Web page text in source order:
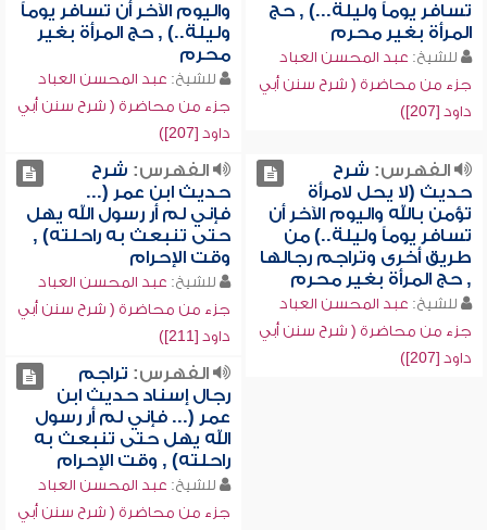
تسافر يوماً وليلة...) , حج
المرأة بغير محرم
للشيخ: عبد المحسن العباد
جزء من محاضرة ( شرح سنن أبي
داود [207])
واليوم الآخر أن تسافر يوماً
وليلة..) , حج المرأة بغير
محرم
للشيخ: عبد المحسن العباد
جزء من محاضرة ( شرح سنن أبي
داود [207])
الفهرس: شرح
حديث (لا يحل لامرأة
تؤمن بالله واليوم الآخر أن
تسافر يوماً وليلة..) من
طريق أخرى وتراجم رجالها
, حج المرأة بغير محرم
للشيخ: عبد المحسن العباد
جزء من محاضرة ( شرح سنن أبي
داود [207])
الفهرس: شرح
حديث ابن عمر (...
فإني لم أر رسول الله يهل
حتى تنبعث به راحلته) ,
وقت الإحرام
للشيخ: عبد المحسن العباد
جزء من محاضرة ( شرح سنن أبي
داود [211])
الفهرس: تراجم
رجال إسناد حديث ابن
عمر (... فإني لم أر رسول
الله يهل حتى تنبعث به
راحلته) , وقت الإحرام
للشيخ: عبد المحسن العباد
جزء من محاضرة ( شرح سنن أبي